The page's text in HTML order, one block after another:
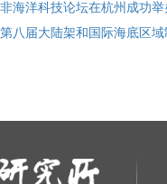
海洋科技论坛在杭州成功
八届大陆架和国际海底区